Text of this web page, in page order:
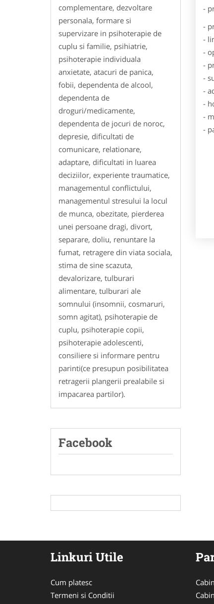
complementare, dezvoltare
personala, formare si
supervizare in psihoterapie de
cuplu si familie, psihiatrie,
psihoterapie individuala
anxietate, atacuri de panica,
fobii, dependenta de alcool,
dependenta de
droguri/medicamente,
dependenta de jocuri de noroc,
depresie, dificultati de
comunicare, relationare,
adaptare, dificultati in luarea
deciziilor, experiente traumatice,
managementul conflictului,
managementul stresului la locul
de munca, obezitate, pierderea
unei persoane dragi, divort,
separare, doliu, renuntare la
fumat, retragere din viata sociala,
stima de sine scazuta,
devalorizare, tulburari
alimentare, tulburari ale
somnului (insomnii, cosmaruri,
somn agitat), psihoterapie de
cuplu, psihoterapie copii,
psihoterapie adolescenti,
consiliere si informare pentru
parinti(ce presupun posibilitatea
retragerii plangerii prealabile si
impacarea partilor).
Facebook
-
-
-
-
-
-
-
-
-
-
-
-
-
-
-
-
Linkuri Utile
Cum platesc
Termeni si Conditii